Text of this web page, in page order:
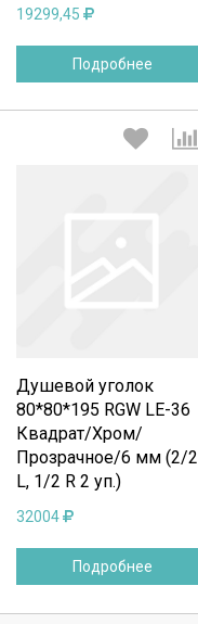
19299,45
Подробнее
Душевой уголок
80*80*195 RGW LE-36
Квадрат/Хром/
Прозрачное/6 мм (2/2
L, 1/2 R 2 уп.)
32004
Подробнее
Продолжить
Отмена